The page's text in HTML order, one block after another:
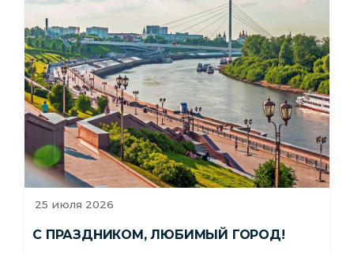
25 июля 2026
С ПРАЗДНИКОМ, ЛЮБИМЫЙ ГОРОД!